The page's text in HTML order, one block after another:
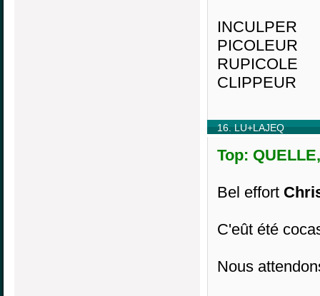
INCULPER
PICOLEUR
RUPICOLE
CLIPPEUR
16. LU+LAJEQ
Top:
Bel effort
C'eût été
Nous